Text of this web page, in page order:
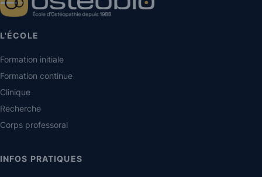
L'ÉCOLE
Formation initiale
Formation continue
Clinique
Recherche
Corps professoral
INFOS PRATIQUES